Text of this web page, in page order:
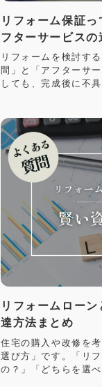
リフォーム保証
フターサービスの
リフォームを検討す
間」と「アフターサ
しても、完成後に不
リフォームロー
達方法まとめ
住宅の購入や改修を
選び方」です。「リ
の？」「どちらを選